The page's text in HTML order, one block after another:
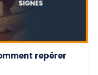
repérer